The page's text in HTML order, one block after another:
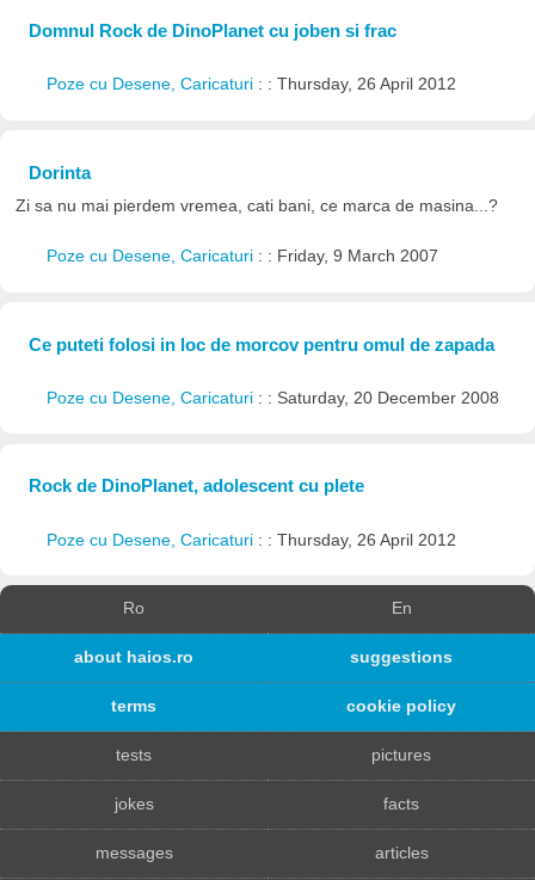
Domnul Rock de DinoPlanet cu joben si frac
Poze cu Desene, Caricaturi : : Thursday, 26 April 2012
Dorinta
Zi sa nu mai pierdem vremea, cati bani, ce marca de masina...?
Poze cu Desene, Caricaturi : : Friday, 9 March 2007
Ce puteti folosi in loc de morcov pentru omul de zapada
Poze cu Desene, Caricaturi : : Saturday, 20 December 2008
Rock de DinoPlanet, adolescent cu plete
Poze cu Desene, Caricaturi : : Thursday, 26 April 2012
Ro En
about haios.ro suggestions
terms cookie policy
tests pictures
jokes facts
messages articles